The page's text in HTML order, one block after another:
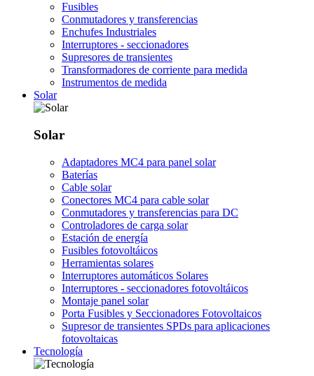
Fusibles
Conmutadores y transferencias
Enchufes Industriales
Interruptores - seccionadores
Supresores de transientes
Transformadores de corriente para medida
Instrumentos de medida
Solar
Solar
Adaptadores MC4 para panel solar
Baterías
Cable solar
Conectores MC4 para cable solar
Conmutadores y transferencias para DC
Controladores de carga solar
Estación de energía
Fusibles fotovoltáicos
Herramientas solares
Interruptores automáticos Solares
Interruptores - seccionadores fotovoltáicos
Montaje panel solar
Porta Fusibles y Seccionadores Fotovoltaicos
Supresor de transientes SPDs para aplicaciones
fotovoltaicas
Tecnología